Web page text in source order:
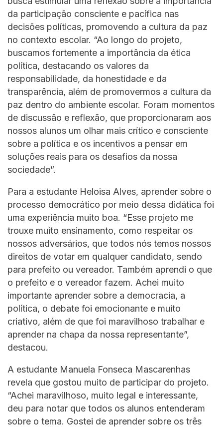
da participação consciente e pacífica nas
decisões políticas, promovendo a cultura da paz
no contexto escolar. “Ao longo do projeto,
buscamos fortemente a importância da ética
política, destacando os valores da
responsabilidade, da honestidade e da
transparência, além de promovermos a cultura da
paz dentro do ambiente escolar. Foram momentos
de discussão e reflexão, que proporcionaram aos
nossos alunos um olhar mais crítico e consciente
sobre a política e os incentivos a pensar em
soluções reais para os desafios da nossa
sociedade”.
Para a estudante Heloisa Alves, aprender sobre o
processo democrático por meio dessa didática foi
uma experiência muito boa. “Esse projeto me
trouxe muito ensinamento, como respeitar os
nossos adversários, que todos nós temos nossos
direitos de votar em qualquer candidato, sendo
para prefeito ou vereador. Também aprendi o que
o prefeito e o vereador fazem. Achei muito
importante aprender sobre a democracia, a
política, o debate foi emocionante e muito
criativo, além de que foi maravilhoso trabalhar e
aprender na chapa da nossa representante”,
destacou.
A estudante Manuela Fonseca Mascarenhas
revela que gostou muito de participar do projeto.
“Achei maravilhoso, muito legal e interessante,
deu para notar que todos os alunos entenderam
sobre o tema. Gostei de aprender sobre os três